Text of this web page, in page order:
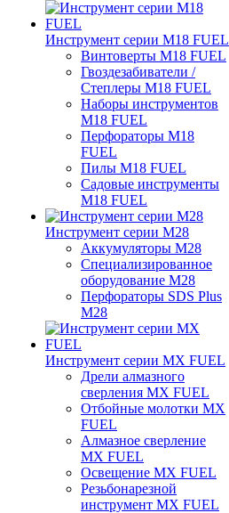
Инструмент серии M18 FUEL
Винтоверты M18 FUEL
Гвоздезабиватели /
Степлеры M18 FUEL
Наборы инструментов
M18 FUEL
Перфораторы M18
FUEL
Пилы M18 FUEL
Садовые инструменты
M18 FUEL
Инструмент серии M28
Аккумуляторы M28
Специализированное
оборудование M28
Перфораторы SDS Plus
M28
Инструмент серии MX FUEL
Дрели алмазного
сверления MX FUEL
Отбойные молотки MX
FUEL
Алмазное сверление
MX FUEL
Освещение MX FUEL
Резьбонарезной
инструмент MX FUEL